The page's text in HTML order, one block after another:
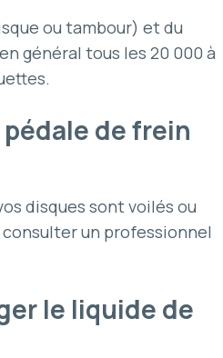
ou tambour) et du
général tous les 20 000 à
de frein
disques sont voilés ou
un professionnel
le liquide de